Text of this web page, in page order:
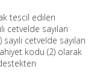
tescil edilen
cetvelde sayılan
cetvelde sayılan
kodu (2) olarak